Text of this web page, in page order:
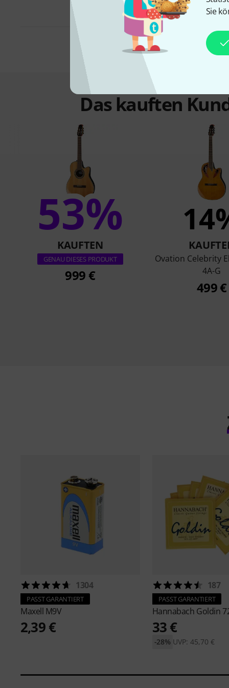
Sie
Das kauften
53%
KAUFTEN
GENAU DIESES PRODUKT
999 €
Ovation Celebrity
4A-G
499 €
1304
PASST GARANTIERT
Maxell M9V
2,39 €
187
PASST GARANTIERT
Hannabach Goldin
33 €
UVP: 45,70 €
-28%